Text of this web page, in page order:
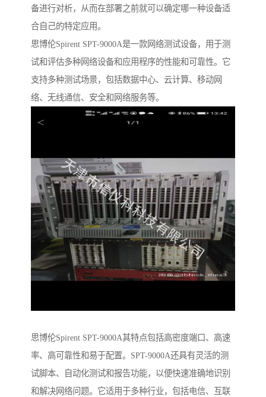
备进行对析，从而在部署之前就可以确定哪一种设备适
合自己的特定应用。
思博伦Spirent SPT-9000A是一款网络测试设备，用于测
试和评估多种网络设备和应用程序的性能和可靠性。它
支持多种测试场景，包括数据中心、云计算、移动网
络、无线通信、安全和网络服务等。
思博伦Spirent SPT-9000A其特点包括高密度端口、高速
率、高可靠性和易于配置。SPT-9000A还具有灵活的测
试脚本、自动化测试和报告功能，以便快速准确地识别
和解决网络问题。它适用于多种行业，包括电信、互联